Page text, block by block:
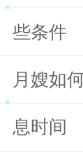
些条件
月嫂如
息时间